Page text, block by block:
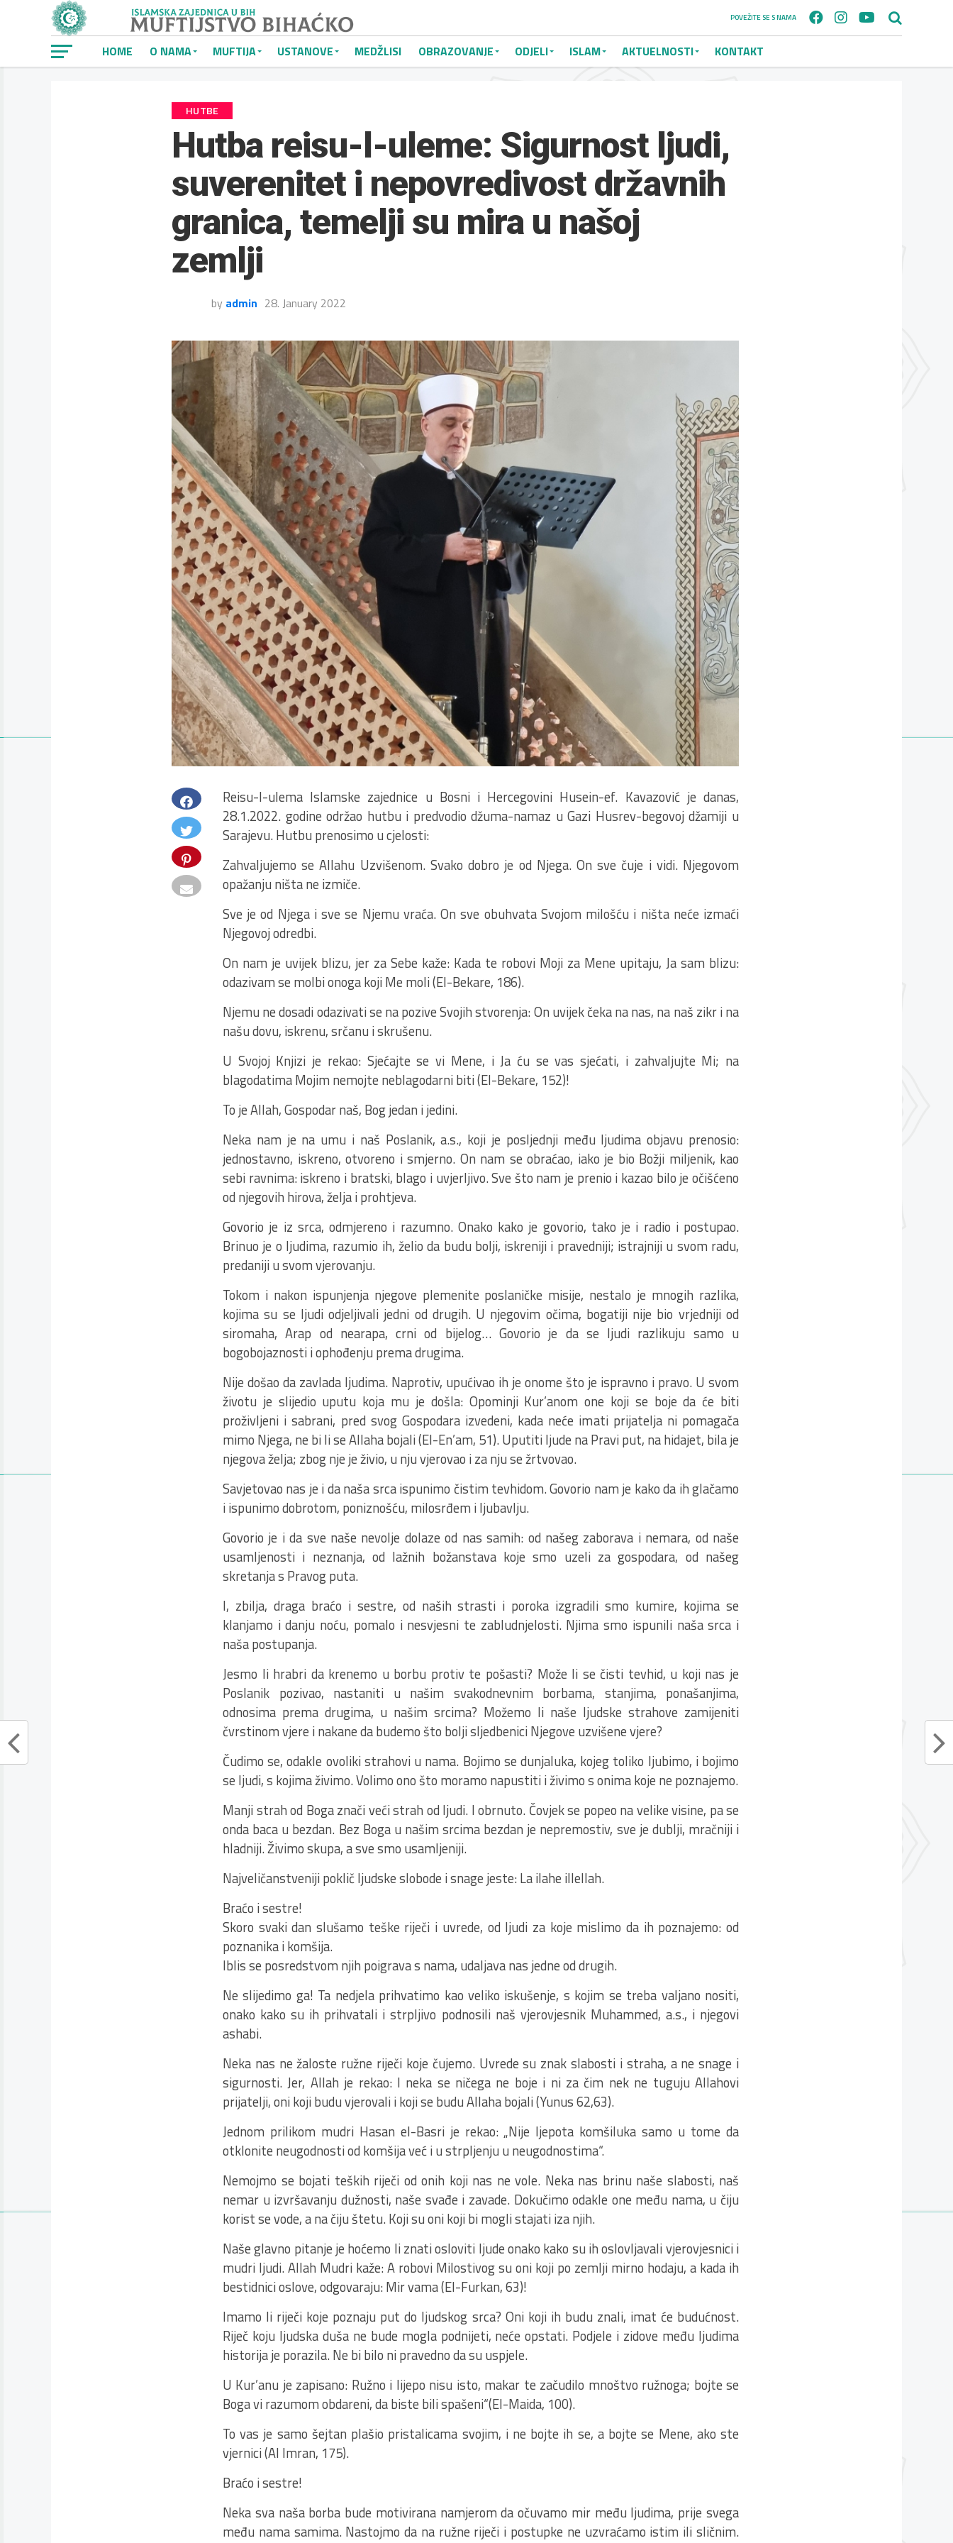
POVEŽITE SE S NAMA
HOME O NAMA MUFTIJA USTANOVE MEDŽLISI OBRAZOVANJE ODJELI ISLAM AKTUELNOSTI KONTAKT
HUTBE
Hutba reisu-l-uleme: Sigurnost ljudi,
suverenitet i nepovredivost državnih
granica, temelji su mira u našoj
zemlji
by admin 28. January 2022
Reisu-l-ulema Islamske zajednice u Bosni i Hercegovini Husein-ef. Kavazović je danas,
28.1.2022. godine održao hutbu i predvodio džuma-namaz u Gazi Husrev-begovoj džamiji u
Sarajevu. Hutbu prenosimo u cjelosti:
Zahvaljujemo se Allahu Uzvišenom. Svako dobro je od Njega. On sve čuje i vidi. Njegovom
opažanju ništa ne izmiče.
Sve je od Njega i sve se Njemu vraća. On sve obuhvata Svojom milošću i ništa neće izmaći
Njegovoj odredbi.
On nam je uvijek blizu, jer za Sebe kaže: Kada te robovi Moji za Mene upitaju, Ja sam blizu:
odazivam se molbi onoga koji Me moli (El-Bekare, 186).
Njemu ne dosadi odazivati se na pozive Svojih stvorenja: On uvijek čeka na nas, na naš zikr i na
našu dovu, iskrenu, srčanu i skrušenu.
U Svojoj Knjizi je rekao: Sjećajte se vi Mene, i Ja ću se vas sjećati, i zahvaljujte Mi; na
blagodatima Mojim nemojte neblagodarni biti (El-Bekare, 152)!
To je Allah, Gospodar naš, Bog jedan i jedini.
Neka nam je na umu i naš Poslanik, a.s., koji je posljednji među ljudima objavu prenosio:
jednostavno, iskreno, otvoreno i smjerno. On nam se obraćao, iako je bio Božji miljenik, kao
sebi ravnima: iskreno i bratski, blago i uvjerljivo. Sve što nam je prenio i kazao bilo je očišćeno
od njegovih hirova, želja i prohtjeva.
Govorio je iz srca, odmjereno i razumno. Onako kako je govorio, tako je i radio i postupao.
Brinuo je o ljudima, razumio ih, želio da budu bolji, iskreniji i pravedniji; istrajniji u svom radu,
predaniji u svom vjerovanju.
Tokom i nakon ispunjenja njegove plemenite poslaničke misije, nestalo je mnogih razlika,
kojima su se ljudi odjeljivali jedni od drugih. U njegovim očima, bogatiji nije bio vrjedniji od
siromaha, Arap od nearapa, crni od bijelog… Govorio je da se ljudi razlikuju samo u
bogobojaznosti i ophođenju prema drugima.
Nije došao da zavlada ljudima. Naprotiv, upućivao ih je onome što je ispravno i pravo. U svom
životu je slijedio uputu koja mu je došla: Opominji Kur’anom one koji se boje da će biti
proživljeni i sabrani, pred svog Gospodara izvedeni, kada neće imati prijatelja ni pomagača
mimo Njega, ne bi li se Allaha bojali (El-En’am, 51). Uputiti ljude na Pravi put, na hidajet, bila je
njegova želja; zbog nje je živio, u nju vjerovao i za nju se žrtvovao.
Savjetovao nas je i da naša srca ispunimo čistim tevhidom. Govorio nam je kako da ih glačamo
i ispunimo dobrotom, poniznošću, milosrđem i ljubavlju.
Govorio je i da sve naše nevolje dolaze od nas samih: od našeg zaborava i nemara, od naše
usamljenosti i neznanja, od lažnih božanstava koje smo uzeli za gospodara, od našeg
skretanja s Pravog puta.
I, zbilja, draga braćo i sestre, od naših strasti i poroka izgradili smo kumire, kojima se
klanjamo i danju noću, pomalo i nesvjesni te zabludnjelosti. Njima smo ispunili naša srca i
naša postupanja.
Jesmo li hrabri da krenemo u borbu protiv te pošasti? Može li se čisti tevhid, u koji nas je
Poslanik pozivao, nastaniti u našim svakodnevnim borbama, stanjima, ponašanjima,
odnosima prema drugima, u našim srcima? Možemo li naše ljudske strahove zamijeniti
čvrstinom vjere i nakane da budemo što bolji sljedbenici Njegove uzvišene vjere?
Čudimo se, odakle ovoliki strahovi u nama. Bojimo se dunjaluka, kojeg toliko ljubimo, i bojimo
se ljudi, s kojima živimo. Volimo ono što moramo napustiti i živimo s onima koje ne poznajemo.
Manji strah od Boga znači veći strah od ljudi. I obrnuto. Čovjek se popeo na velike visine, pa se
onda baca u bezdan. Bez Boga u našim srcima bezdan je nepremostiv, sve je dublji, mračniji i
hladniji. Živimo skupa, a sve smo usamljeniji.
Najveličanstveniji poklič ljudske slobode i snage jeste: La ilahe illellah.
Braćo i sestre!
Skoro svaki dan slušamo teške riječi i uvrede, od ljudi za koje mislimo da ih poznajemo: od
poznanika i komšija.
Iblis se posredstvom njih poigrava s nama, udaljava nas jedne od drugih.
Ne slijedimo ga! Ta nedjela prihvatimo kao veliko iskušenje, s kojim se treba valjano nositi,
onako kako su ih prihvatali i strpljivo podnosili naš vjerovjesnik Muhammed, a.s., i njegovi
ashabi.
Neka nas ne žaloste ružne riječi koje čujemo. Uvrede su znak slabosti i straha, a ne snage i
sigurnosti. Jer, Allah je rekao: I neka se ničega ne boje i ni za čim nek ne tuguju Allahovi
prijatelji, oni koji budu vjerovali i koji se budu Allaha bojali (Yunus 62,63).
Jednom prilikom mudri Hasan el-Basri je rekao: „Nije ljepota komšiluka samo u tome da
otklonite neugodnosti od komšija već i u strpljenju u neugodnostima“.
Nemojmo se bojati teških riječi od onih koji nas ne vole. Neka nas brinu naše slabosti, naš
nemar u izvršavanju dužnosti, naše svađe i zavade. Dokučimo odakle one među nama, u čiju
korist se vode, a na čiju štetu. Koji su oni koji bi mogli stajati iza njih.
Naše glavno pitanje je hoćemo li znati osloviti ljude onako kako su ih oslovljavali vjerovjesnici i
mudri ljudi. Allah Mudri kaže: A robovi Milostivog su oni koji po zemlji mirno hodaju, a kada ih
bestidnici oslove, odgovaraju: Mir vama (El-Furkan, 63)!
Imamo li riječi koje poznaju put do ljudskog srca? Oni koji ih budu znali, imat će budućnost.
Riječ koju ljudska duša ne bude mogla podnijeti, neće opstati. Podjele i zidove među ljudima
historija je porazila. Ne bi bilo ni pravedno da su uspjele.
U Kur’anu je zapisano: Ružno i lijepo nisu isto, makar te začudilo mnoštvo ružnoga; bojte se
Boga vi razumom obdareni, da biste bili spašeni“(El-Maida, 100).
To vas je samo šejtan plašio pristalicama svojim, i ne bojte ih se, a bojte se Mene, ako ste
vjernici (Al Imran, 175).
Braćo i sestre!
Neka sva naša borba bude motivirana namjerom da očuvamo mir među ljudima, prije svega
među nama samima. Nastojmo da na ružne riječi i postupke ne uzvraćamo istim ili sličnim.